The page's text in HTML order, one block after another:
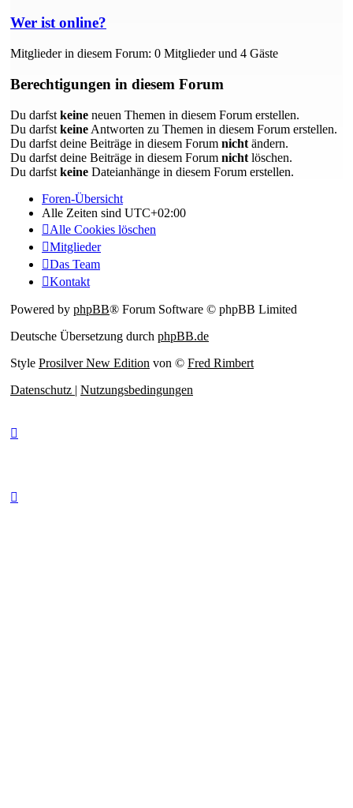
Wer ist online?
Mitglieder in diesem Forum: 0 Mitglieder und 4 Gäste
Berechtigungen in diesem Forum
Du darfst keine neuen Themen in diesem Forum erstellen.
Du darfst keine Antworten zu Themen in diesem Forum erstellen.
Du darfst deine Beiträge in diesem Forum nicht ändern.
Du darfst deine Beiträge in diesem Forum nicht löschen.
Du darfst keine Dateianhänge in diesem Forum erstellen.
Foren-Übersicht
Alle Zeiten sind UTC+02:00
Alle Cookies löschen
Mitglieder
Das Team
Kontakt
Powered by phpBB® Forum Software © phpBB Limited
Deutsche Übersetzung durch phpBB.de
Style Prosilver New Edition von © Fred Rimbert
Datenschutz | Nutzungsbedingungen